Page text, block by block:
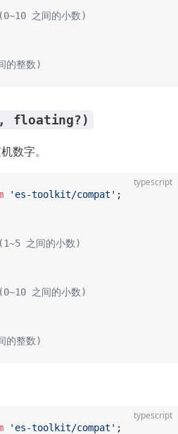
之间的小数)
整数)
floating?)
数字。
typescript
'es-toolkit/compat' ;
之间的小数)
之间的小数)
整数)
typescript
'es-toolkit/compat' ;